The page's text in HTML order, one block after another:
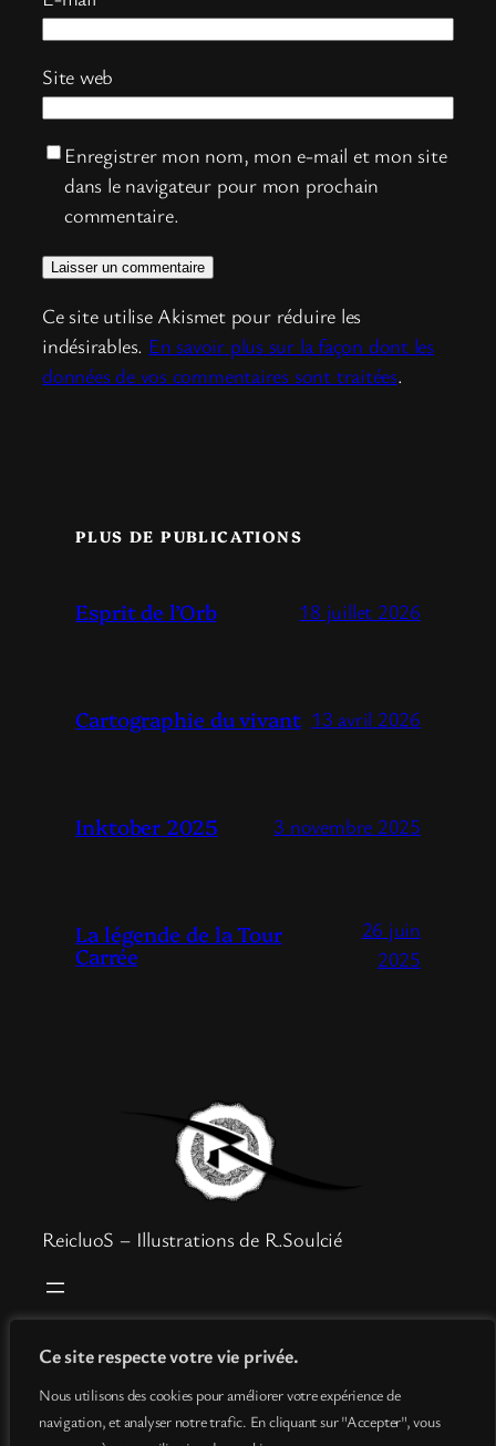
Ce site respecte votre vie privée.
Nous utilisons des cookies pour améliorer votre expérience de
navigation, et analyser notre trafic. En cliquant sur "Accepter", vous
Site web
Enregistrer mon nom, mon e-mail et mon site
dans le navigateur pour mon prochain
commentaire.
Ce site utilise Akismet pour réduire les
indésirables. En savoir plus sur la façon dont les
données de vos commentaires sont traitées.
PLUS DE PUBLICATIONS
Esprit de l’Orb 18 juillet 2026
Cartographie du vivant 13 avril 2026
Inktober 2025 3 novembre 2025
La légende de la Tour
Carrée
26 juin
2025
ReicluoS – Illustrations de R.Soulcié
Boutique
Info
Contact
Mentions légales
Conditions générales de vente